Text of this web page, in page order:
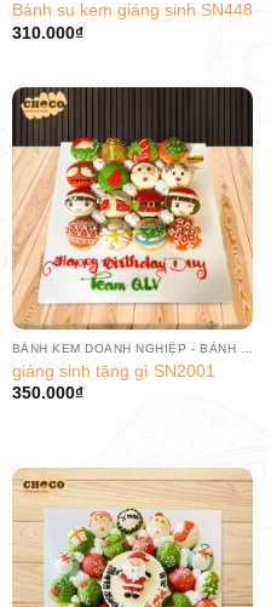
Bánh su kem giáng sinh SN448
310.000₫
BÁNH KEM DOANH NGHIỆP - BÁNH SINH NHẬT CÔNG TY
giáng sinh tặng gì SN2001
350.000₫